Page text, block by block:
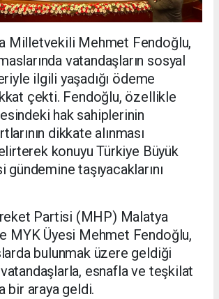
Milletvekili Mehmet Fendoğlu,
vatandaşların sosyal
ilgili yaşadığı ödeme
çekti. Fendoğlu, özellikle
hak sahiplerinin
dikkate alınması
konuyu Türkiye Büyük
taşıyacaklarını
Partisi (MHP) Malatya
MYK Üyesi Mehmet Fendoğlu,
bulunmak üzere geldiği
vatandaşlarla, esnafla ve teşkilat
bir araya geldi.